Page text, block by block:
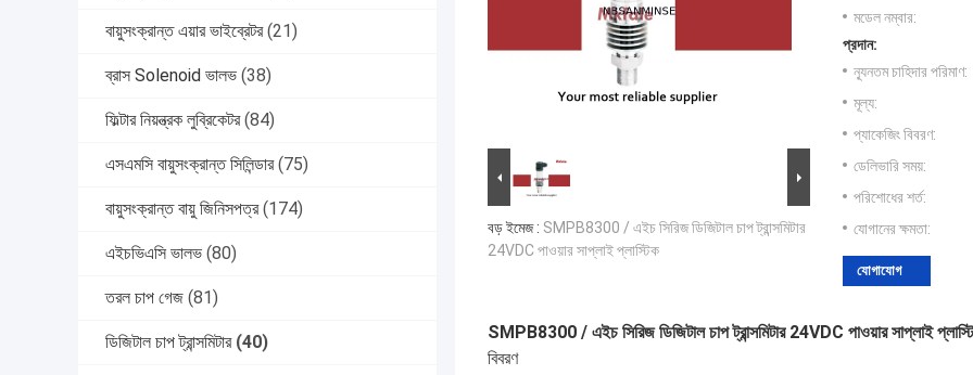
বায়ুসংক্রান্ত এয়ার ভাইব্রেটর (21)
ব্রাস Solenoid ভালভ (38)
ফিল্টার নিয়ন্ত্রক লুব্রিকেটর (84)
এসএমসি বায়ুসংক্রান্ত সিলিন্ডার (75)
বায়ুসংক্রান্ত বায়ু জিনিসপত্র (174)
এইচভিএসি ভালভ (80)
তরল চাপ গেজ (81)
ডিজিটাল চাপ ট্রান্সমিটার (40)
বড় ইমেজ : SMPB8300 / এইচ সিরিজ ডিজিটাল চাপ ট্রান্সমিটার
24VDC পাওয়ার সাপ্লাই প্লাস্টিক
মডেল নম্বার:
প্রদান:
ন্যূনতম চাহিদার পরিমাণ:
মূল্য:
প্যাকেজিং বিবরণ:
ডেলিভারি সময়:
পরিশোধের শর্ত:
যোগানের ক্ষমতা:
যোগাযোগ
SMPB8300 / এইচ সিরিজ ডিজিটাল চাপ ট্রান্সমিটার 24VDC পাওয়ার সাপ্লাই
বিবরণ